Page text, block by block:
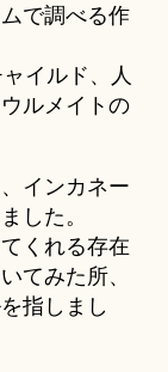
で調べる作
イルド、人
ルメイトの
インカネー
した。
くれる存在
てみた所、
指しまし